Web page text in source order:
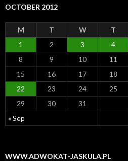
OCTOBER 2012
M T W T
« Sep
1 2 3 4
8
9 10 11
15
16 17 18
22
23 24 25
29
30 31
WWW.ADWOKAT-JASKULA.PL